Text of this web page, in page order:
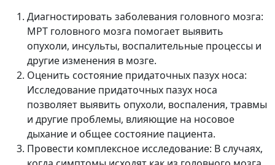
Диагностировать заболевания головного мозга:
МРТ головного мозга помогает выявить
опухоли, инсульты, воспалительные процессы и
другие изменения в мозге.
Оценить состояние придаточных пазух носа:
Исследование придаточных пазух носа
позволяет выявить опухоли, воспаления, травмы
и другие проблемы, влияющие на носовое
дыхание и общее состояние пациента.
Провести комплексное исследование: В случаях,